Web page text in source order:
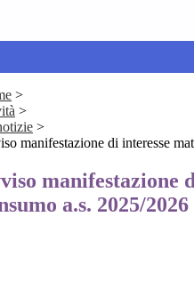
>
>
>
manifestazione di interesse
manifestazione
a.s. 2025/2026